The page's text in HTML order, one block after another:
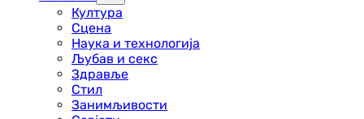
Култура
Сцена
Наука и технологија
Љубав и секс
Здравље
Стил
Занимљивости